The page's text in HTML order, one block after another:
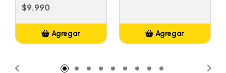
$9.990
Agregar Agregar